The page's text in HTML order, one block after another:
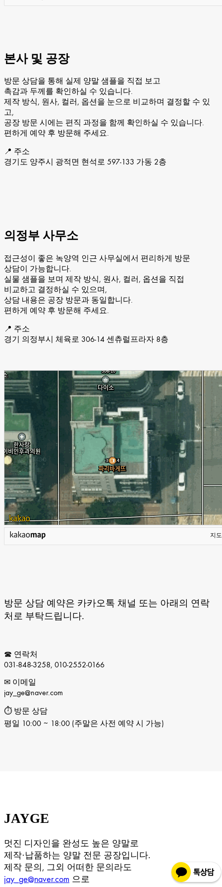
본사 및 공장
방문 상담을 통해 실제 양말 샘플을 직접 보고
촉감과 두께를 확인하실 수 있습니다.
제작 방식, 원사, 컬러, 옵션을 눈으로 비교하며 결정할 수 있
고,
공장 방문 시에는 편직 과정을 함께 확인하실 수 있습니다.
편하게 예약 후 방문해 주세요.
📍 주소
경기도 양주시 광적면 현석로 597-133 가동 2층
의정부 사무소
접근성이 좋은 녹양역 인근 사무실에서 편리하게 방문
상담이 가능합니다.
실물 샘플을 보며 제작 방식, 원사, 컬러, 옵션을 직접
비교하고 결정하실 수 있으며,
상담 내용은 공장 방문과 동일합니다.
편하게 예약 후 방문해 주세요.
📍 주소
경기 의정부시 체육로 306-14 센츄럴프라자 8층
지
방문 상담 예약은 카카오톡 채널 또는 아래의 연락
처로 부탁드립니다.
☎ 연락처
031-848-3258, 010-2552-0166
✉ 이메일
jay_ge@naver.com
⏱ 방문 상담
평일 10:00 ~ 18:00 (주말은 사전 예약 시 가능)
JAYGE
멋진 디자인을 완성도 높은 양말로
제작·납품하는 양말 전문 공장입니다.
제작 문의, 그외 어떠한 문의라도
jay_ge@naver.com 으로